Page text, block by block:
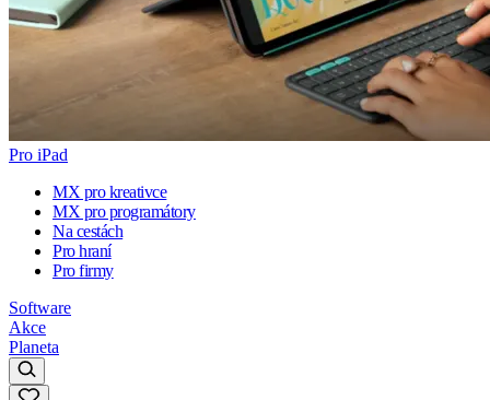
Pro iPad
MX pro kreativce
MX pro programátory
Na cestách
Pro hraní
Pro firmy
Software
Akce
Planeta